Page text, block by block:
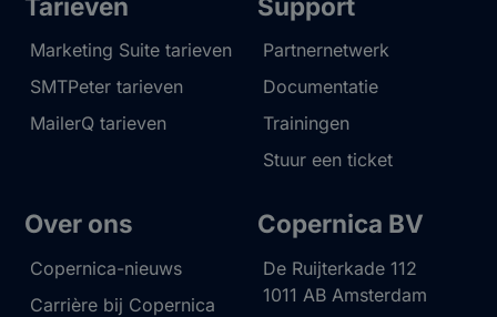
Marketing Suite tarieven
SMTPeter tarieven
MailerQ tarieven
Partnernetwerk
Documentatie
Trainingen
Stuur een ticket
Over ons
Copernica-nieuws
Carrière bij Copernica
Copernica BV
De Ruijterkade 112
1011 AB Amsterdam